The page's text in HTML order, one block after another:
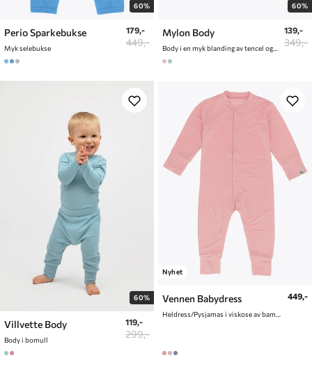
60%
Perio Sparkebukse
Myk selebukse
179,-
449,-
60%
Mylon Body
Body i en myk blanding av tencel og ull
139,-
349,-
60%
Villvette Body
Body i bomull
119,-
299,-
Nyhet
Vennen Babydress
Heldress/Pysjamas i viskose av bambus
449,-